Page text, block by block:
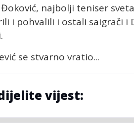
Đoković, najbolji teniser
i pohvalili i ostali saigrači i
se stvarno vratio...
vijest: